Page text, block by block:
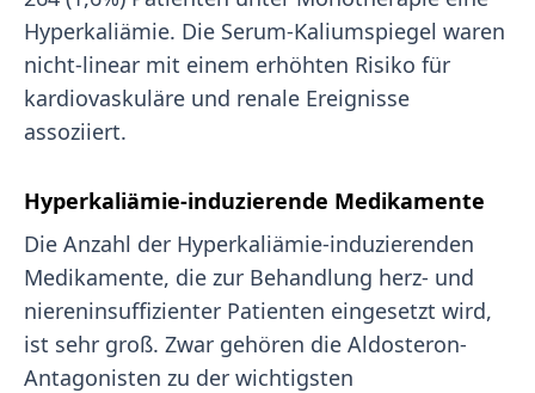
Hyperkaliämie. Die Serum-Kaliumspiegel waren
nicht-linear mit einem erhöhten Risiko für
kardiovaskuläre und renale Ereignisse
assoziiert.
Hyperkaliämie-induzierende Medikamente
Die Anzahl der Hyperkaliämie-induzierenden
Medikamente, die zur Behandlung herz- und
niereninsuffizienter Patienten eingesetzt wird,
ist sehr groß. Zwar gehören die Aldosteron-
Antagonisten zu der wichtigsten